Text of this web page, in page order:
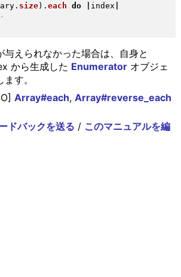
ary. size) . each do index
与えられなかった場合は、自身と
から生成した Enumeratorオブジェ
す。
Array#each, Array#reverse_each
ドバックを送る / このマニュアルを編